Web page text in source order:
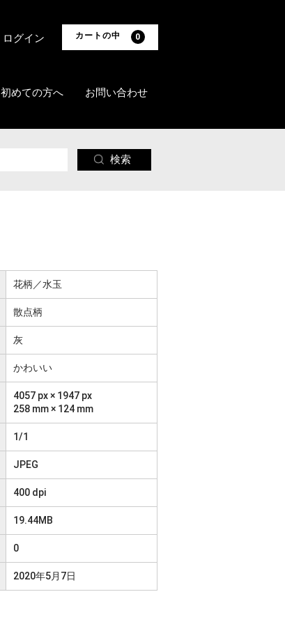
初めての方へ お問い合わせ
カートの中 0
ログイン
検索
花柄／水玉
散点柄
灰
かわいい
4057 px × 1947 px
258 mm × 124 mm
1/1
JPEG
400 dpi
19.44MB
0
2020年5月7日